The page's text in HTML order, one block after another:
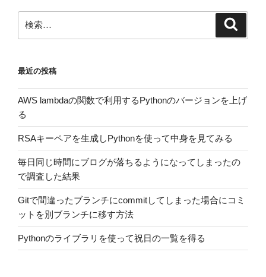
ン
索:
最近の投稿
AWS lambdaの関数で利用するPythonのバージョンを上げ
る
RSAキーペアを生成しPythonを使って中身を見てみる
毎日同じ時間にブログが落ちるようになってしまったの
で調査した結果
Gitで間違ったブランチにcommitしてしまった場合にコミ
ットを別ブランチに移す方法
Pythonのライブラリを使って祝日の一覧を得る